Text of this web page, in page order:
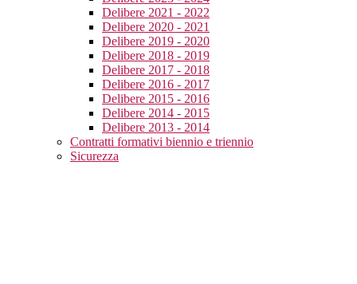
Delibere 2021 - 2022
Delibere 2020 - 2021
Delibere 2019 - 2020
Delibere 2018 - 2019
Delibere 2017 - 2018
Delibere 2016 - 2017
Delibere 2015 - 2016
Delibere 2014 - 2015
Delibere 2013 - 2014
Contratti formativi biennio e triennio
Sicurezza